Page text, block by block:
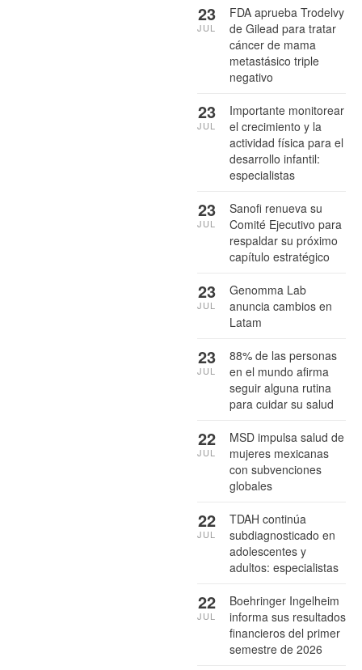
FDA aprueba Trodelvy
de Gilead para tratar
cáncer de mama
metastásico triple
negativo
23
JUL
Importante monitorear
el crecimiento y la
actividad física para el
desarrollo infantil:
especialistas
23
JUL
Sanofi renueva su
Comité Ejecutivo para
respaldar su próximo
capítulo estratégico
23
JUL
Genomma Lab
anuncia cambios en
Latam
23
JUL
88% de las personas
en el mundo afirma
seguir alguna rutina
para cuidar su salud
23
JUL
MSD impulsa salud de
mujeres mexicanas
con subvenciones
globales
22
JUL
TDAH continúa
subdiagnosticado en
adolescentes y
adultos: especialistas
22
JUL
Boehringer Ingelheim
informa sus resultados
financieros del primer
semestre de 2026
22
JUL